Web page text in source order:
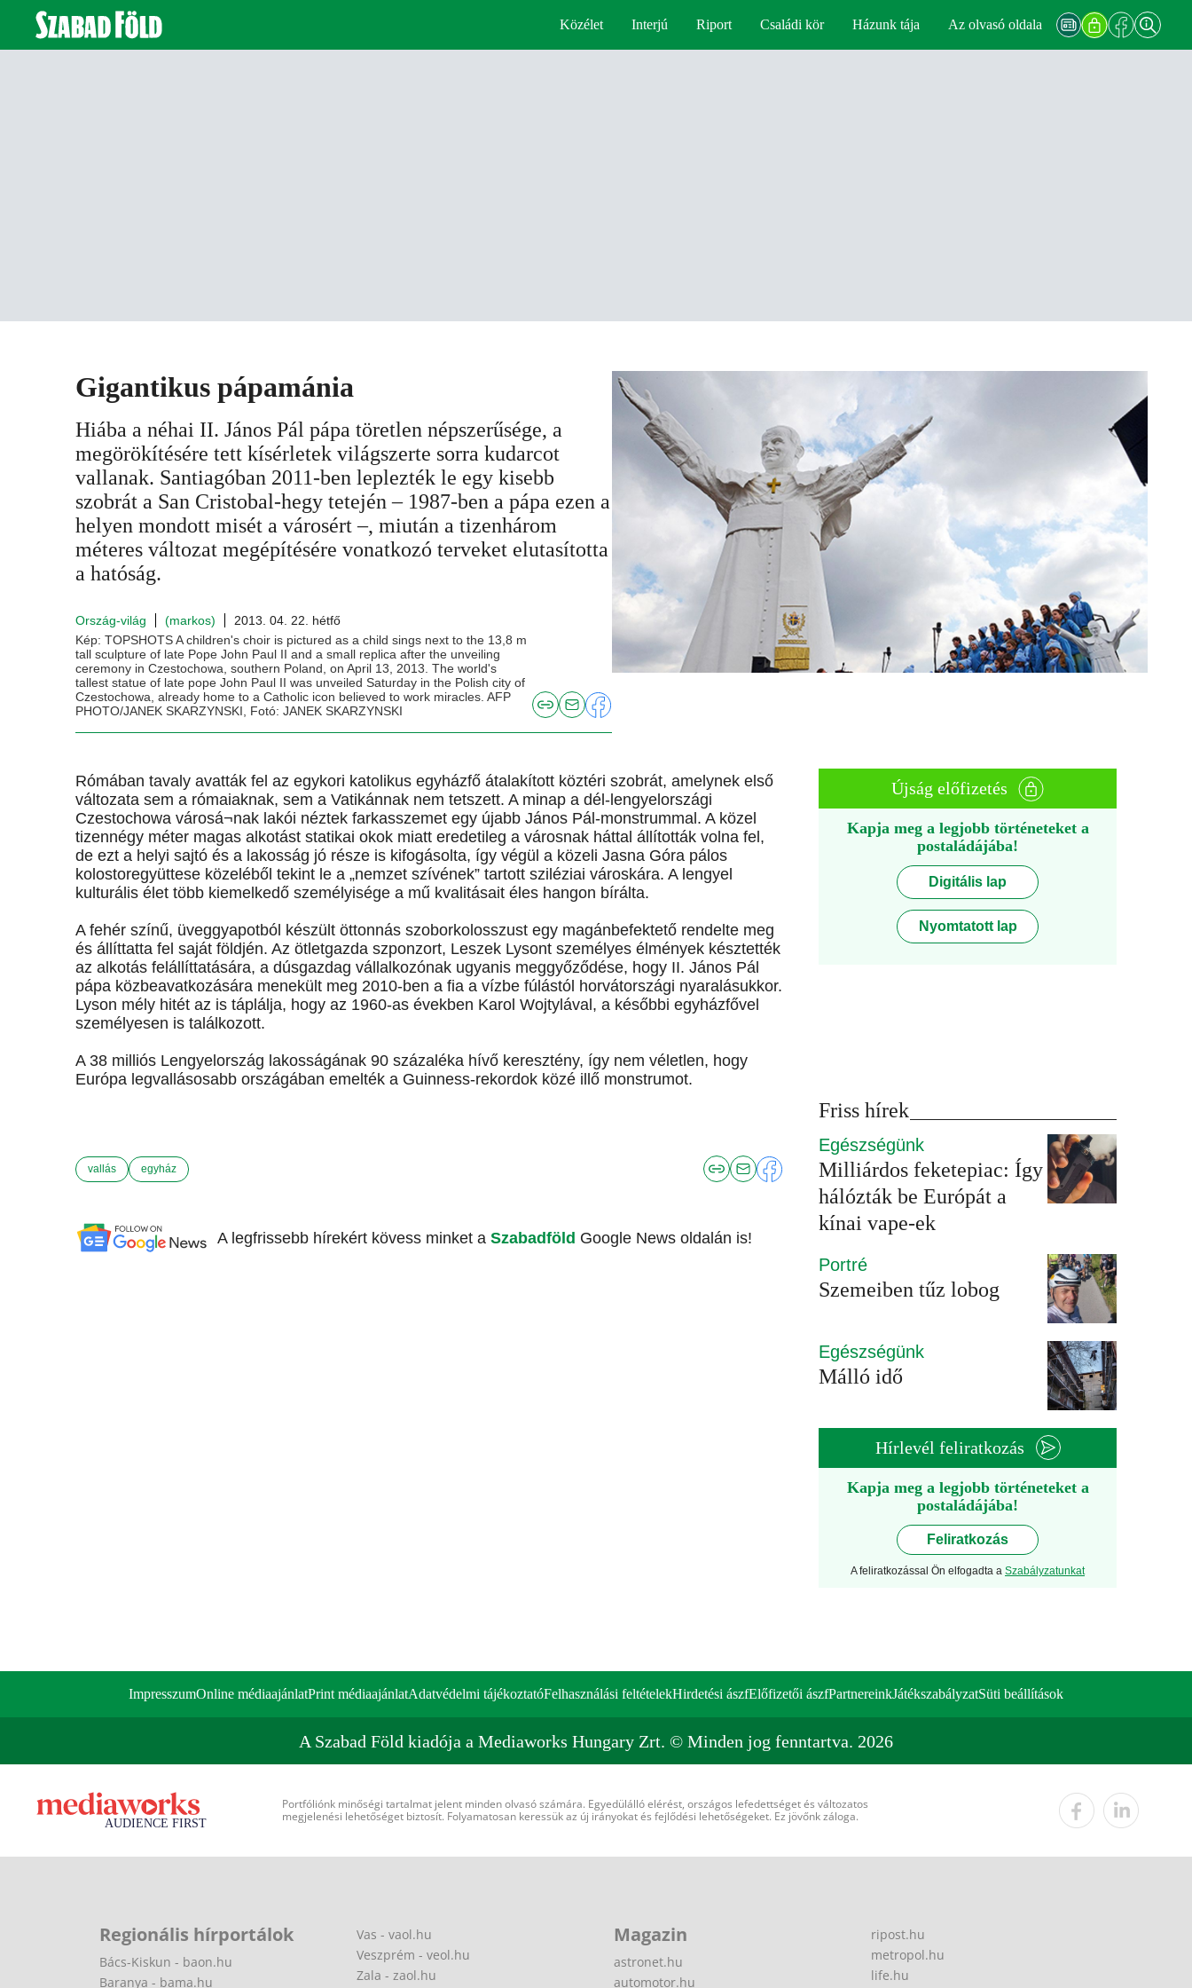
Közélet Interjú Riport Családi kör Házunk tája Az olvasó oldala
Gigantikus pápamánia
Hiába a néhai II. János Pál pápa töretlen népszerűsége, a
megörökítésére tett kísérletek világszerte sorra kudarcot
vallanak. Santiagóban 2011-ben leplezték le egy kisebb
szobrát a San Cristobal-hegy tetején – 1987-ben a pápa ezen a
helyen mondott misét a városért –, miután a tizenhárom
méteres változat megépítésére vonatkozó terveket elutasította
a hatóság.
Ország-világ (markos)
2013. 04. 22. hétfő
Kép: TOPSHOTS A children's choir is pictured as a child sings next to the 13,8 m
tall sculpture of late Pope John Paul II and a small replica after the unveiling
ceremony in Czestochowa, southern Poland, on April 13, 2013. The world's
tallest statue of late pope John Paul II was unveiled Saturday in the Polish city of
Czestochowa, already home to a Catholic icon believed to work miracles. AFP
PHOTO/JANEK SKARZYNSKI, Fotó: JANEK SKARZYNSKI
Rómában tavaly avatták fel az egykori katolikus egyházfő átalakított köztéri szobrát, amelynek első
változata sem a rómaiaknak, sem a Vatikánnak nem tetszett. A minap a dél-lengyelországi
Czestochowa városá¬nak lakói néztek farkasszemet egy újabb János Pál-monstrummal. A közel
tizennégy méter magas alkotást statikai okok miatt eredetileg a városnak háttal állították volna fel,
de ezt a helyi sajtó és a lakosság jó része is kifogásolta, így végül a közeli Jasna Góra pálos
kolostoregyüttese közeléből tekint le a „nemzet szívének” tartott sziléziai városkára. A lengyel
kulturális élet több kiemelkedő személyisége a mű kvalitásait éles hangon bírálta.
A fehér színű, üveggyapotból készült öttonnás szoborkolosszust egy magánbefektető rendelte meg
és állíttatta fel saját földjén. Az ötletgazda szponzort, Leszek Lysont személyes élmények késztették
az alkotás felállíttatására, a dúsgazdag vállalkozónak ugyanis meggyőződése, hogy II. János Pál
pápa közbeavatkozására menekült meg 2010-ben a fia a vízbe fúlástól horvátországi nyaralásukkor.
Lyson mély hitét az is táplálja, hogy az 1960-as években Karol Wojtylával, a későbbi egyházfővel
személyesen is találkozott.
A 38 milliós Lengyelország lakosságának 90 százaléka hívő keresztény, így nem véletlen, hogy
Európa legvallásosabb országában emelték a Guinness-rekordok közé illő monstrumot.
vallás egyház
A legfrissebb hírekért kövess minket a Szabadföld Google News oldalán is!
Újság előfizetés
Kapja meg a legjobb történeteket a
postaládájába!
Digitális lap
Nyomtatott lap
Friss hírek
Egészségünk
Milliárdos feketepiac: Így
hálózták be Európát a
kínai vape-ek
Portré
Szemeiben tűz lobog
Egészségünk
Málló idő
Hírlevél feliratkozás
Kapja meg a legjobb történeteket a
postaládájába!
Feliratkozás
A feliratkozással Ön elfogadta a Szabályzatunkat
ImpresszumOnline médiaajánlatPrint médiaajánlatAdatvédelmi tájékoztatóFelhasználási feltételekHirdetési ászfElőfizetői ászfPartnereinkJátékszabályzatSüti beállítások
A Szabad Föld kiadója a Mediaworks Hungary Zrt. © Minden jog fenntartva. 2026
Portfóliónk minőségi tartalmat jelent minden olvasó számára. Egyedülálló elérést, országos lefedettséget és változatos
megjelenési lehetőséget biztosít. Folyamatosan keressük az új irányokat és fejlődési lehetőségeket. Ez jövőnk záloga.
Regionális hírportálok
Bács-Kiskun - baon.hu
Baranya - bama.hu
Vas - vaol.hu
Veszprém - veol.hu
Zala - zaol.hu
Magazin
astronet.hu
automotor.hu
ripost.hu
metropol.hu
life.hu